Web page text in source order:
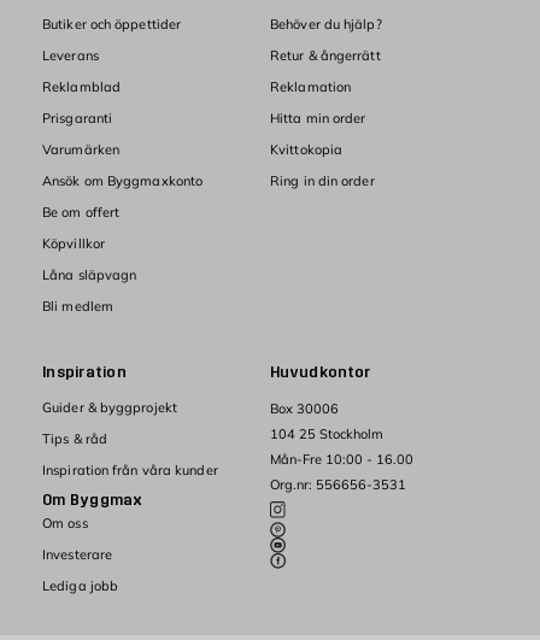
Huvudkontor
Box 30006
104 25 Stockholm
Mån-Fre 10:00 - 16.00
Org.nr: 556656-3531
Butiker och öppettider
Leverans
Reklamblad
Prisgaranti
Varumärken
Ansök om Byggmaxkonto
Be om offert
Köpvillkor
Låna släpvagn
Bli medlem
Behöver du hjälp?
Retur & ångerrätt
Reklamation
Hitta min order
Kvittokopia
Ring in din order
Inspiration
Guider & byggprojekt
Tips & råd
Inspiration från våra kunder
Om Byggmax
Om oss
Investerare
Lediga jobb